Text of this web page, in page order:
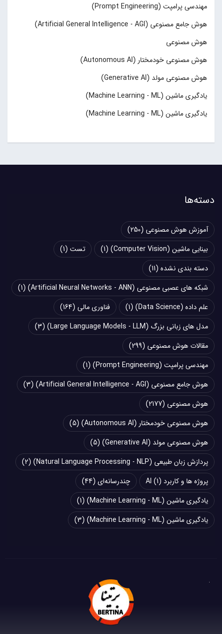
مهندسی پرامپت (Prompt Engineering)
هوش جامع مصنوعی (Artificial General Intelligence - AGI)
هوش مصنوعی
هوش مصنوعی خودمختار (Autonomous AI)
هوش مصنوعی مولد (Generative AI)
یادگیری ماشین (Machine Learning - ML)
یادگیری ماشین (Machine Learning - ML)
دسته‌ها
آموزش هوش مصنوعی (250)
بینایی ماشین (Computer Vision)
(1) تست (1)
دسته بندی نشده (11)
شبکه های عصبی مصنوعی (Artificial Neural Networks - ANN)
(1)
علم داده (Data Science)
(1) فناوری مالی (164)
مدل های زبانی بزرگ (Large Language Models - LLM)
(3)
مقالات هوش مصنوعی (299)
مهندسی پرامپت (Prompt Engineering)
(1)
هوش جامع مصنوعی (Artificial General Intelligence - AGI)
(3)
هوش مصنوعی (2177)
هوش مصنوعی خودمختار (Autonomous AI)
(5)
هوش مصنوعی مولد (Generative AI)
(5)
پردازش زبان طبیعی (Natural Language Processing - NLP)
(2)
پروژه ها و کاربرد AI (1) چند‌‌رسانه‌ای (44)
یادگیری ماشین (Machine Learning - ML)
(1)
یادگیری ماشین (Machine Learning - ML)
(3)